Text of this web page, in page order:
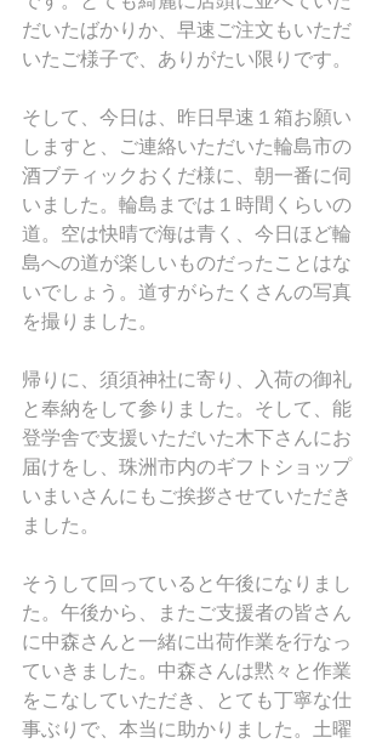
だいたばかりか、早速ご注文もいただ
いたご様子で、ありがたい限りです。
そして、今日は、昨日早速１箱お願い
しますと、ご連絡いただいた輪島市の
酒ブティックおくだ様に、朝一番に伺
いました。輪島までは１時間くらいの
道。空は快晴で海は青く、今日ほど輪
島への道が楽しいものだったことはな
いでしょう。道すがらたくさんの写真
を撮りました。
帰りに、須須神社に寄り、入荷の御礼
と奉納をして参りました。そして、能
登学舎で支援いただいた木下さんにお
届けをし、珠洲市内のギフトショップ
いまいさんにもご挨拶させていただき
ました。
そうして回っていると午後になりまし
た。午後から、またご支援者の皆さん
に中森さんと一緒に出荷作業を行なっ
ていきました。中森さんは黙々と作業
をこなしていただき、とても丁寧な仕
事ぶりで、本当に助かりました。土曜